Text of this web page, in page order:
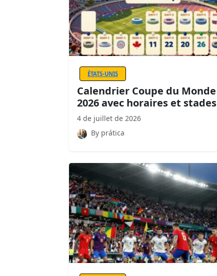
ÉTATS-UNIS
Calendrier Coupe du Monde
2026 avec horaires et stades
4 de juillet de 2026
By prática